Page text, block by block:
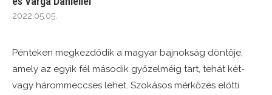
2022.05.05.
Pénteken megkezdődik a magyar bajnokság döntője,
amely az egyik fél második győzelméig tart, tehát két-
vagy hárommeccses lehet. Szokásos mérkőzés előtti